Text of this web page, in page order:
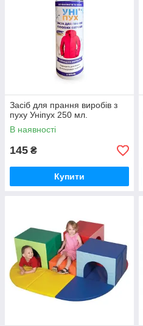
Засіб для прання виробів з
пуху Уніпух 250 мл.
В наявності
145 ₴
Купити